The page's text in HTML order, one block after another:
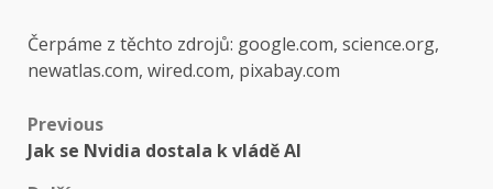
Čerpáme z těchto zdrojů: google.com, science.org,
newatlas.com, wired.com, pixabay.com
Post
Previous
Jak se Nvidia dostala k vládě AI